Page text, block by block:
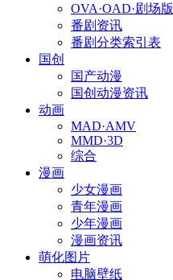
OVA·OAD·剧场版
番剧资讯
番剧分类索引表
国创
国产动漫
国创动漫资讯
动画
MAD·AMV
MMD·3D
综合
漫画
少女漫画
青年漫画
少年漫画
漫画资讯
萌化图片
电脑壁纸